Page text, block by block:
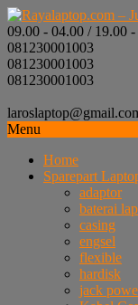
09.00 - 04.00 / 19.00
081230001003
081230001003
081230001003
Menu
Home
Sparepart
adaptor
baterai
casing
engsel
flexible
hardisk
jack